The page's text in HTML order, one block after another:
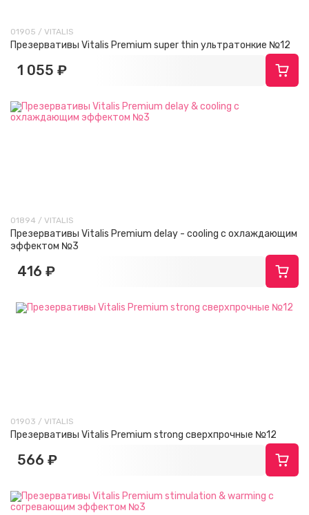
01905 / VITALIS
Презервативы Vitalis Premium super thin ультратонкие №12
1 055 ₽
01894 / VITALIS
Презервативы Vitalis Premium delay - cooling с охлаждающим
эффектом №3
416 ₽
01903 / VITALIS
Презервативы Vitalis Premium strong сверхпрочные №12
566 ₽